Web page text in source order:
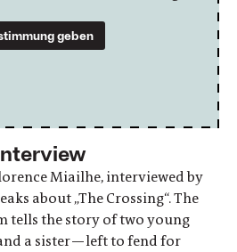
geben
Miailhe, interviewed by
about „The Crossing“. The
tells the story of two young
a sister—left to fend for